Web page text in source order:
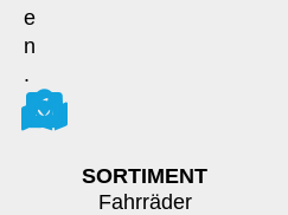
e
n
.
SORTIMENT
Fahrräder